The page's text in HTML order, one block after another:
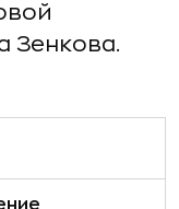
Зенкова.